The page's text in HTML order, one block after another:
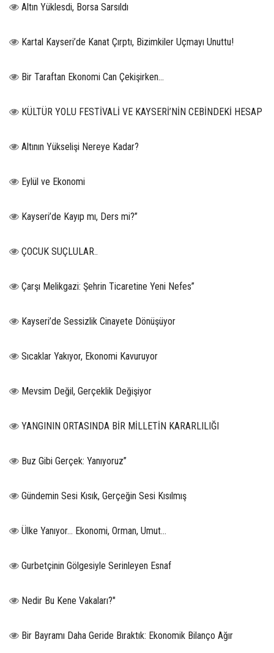
Altın Yüklesdi, Borsa Sarsıldı
Kartal Kayseri’de Kanat Çırptı, Bizimkiler Uçmayı Unuttu!
Bir Taraftan Ekonomi Can Çekişirken…
KÜLTÜR YOLU FESTİVALİ VE KAYSERİ’NİN CEBİNDEKİ HESAP
Altının Yükselişi Nereye Kadar?
Eylül ve Ekonomi
Kayseri’de Kayıp mı, Ders mi?”
ÇOCUK SUÇLULAR..
Çarşı Melikgazi: Şehrin Ticaretine Yeni Nefes”
Kayseri’de Sessizlik Cinayete Dönüşüyor
Sıcaklar Yakıyor, Ekonomi Kavuruyor
Mevsim Değil, Gerçeklik Değişiyor
YANGININ ORTASINDA BİR MİLLETİN KARARLILIĞI
Buz Gibi Gerçek: Yanıyoruz”
Gündemin Sesi Kısık, Gerçeğin Sesi Kısılmış
Ülke Yanıyor… Ekonomi, Orman, Umut…
Gurbetçinin Gölgesiyle Serinleyen Esnaf
Nedir Bu Kene Vakaları?"
Bir Bayramı Daha Geride Bıraktık: Ekonomik Bilanço Ağır